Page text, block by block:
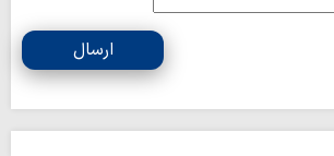
ارسال